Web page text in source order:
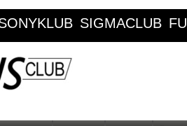
SIGMACLUB